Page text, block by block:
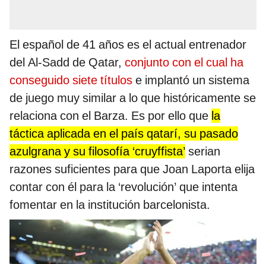
El español de 41 años es el actual entrenador
del Al-Sadd de Qatar, conjunto con el cual ha
conseguido siete títulos e implantó un sistema
de juego muy similar a lo que históricamente se
relaciona con el Barza. Es por ello que la
táctica aplicada en el país qatarí, su pasado
azulgrana y su filosofía ‘cruyffista’ serian
razones suficientes para que Joan Laporta elija
contar con él para la ‘revolución’ que intenta
fomentar en la institución barcelonista.